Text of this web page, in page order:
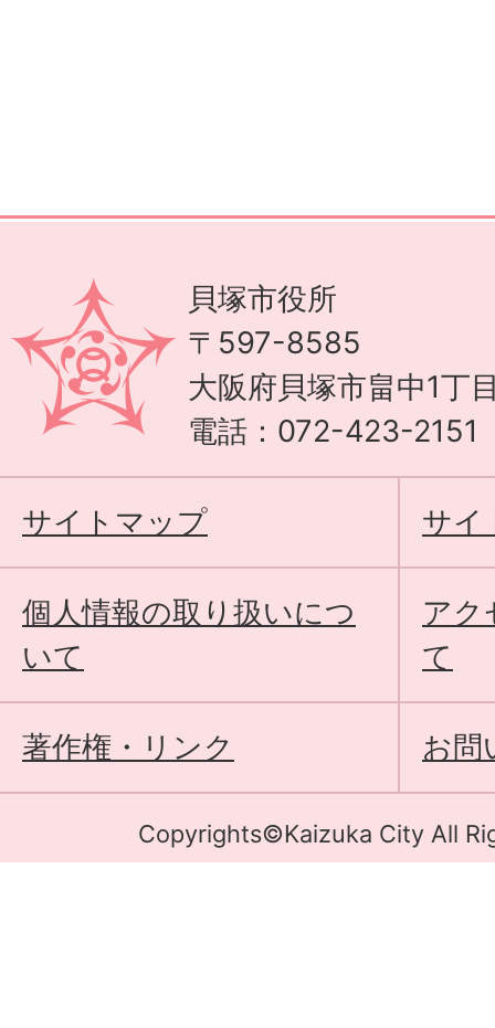
貝塚市役所
〒597-8585
大阪府貝塚市畠中1丁
電話：072-423-2151
サイトマップ サイ
個人情報の取り扱いにつ
いて
アク
て
著作権・リンク お問
Copyrights©Kaizuka City All